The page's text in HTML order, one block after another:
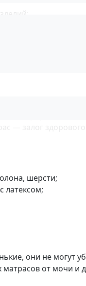
от 2 лет;
вернуть
­­­— залог здорового
шерсти;
латексом;
они не могут
матрасов от мочи